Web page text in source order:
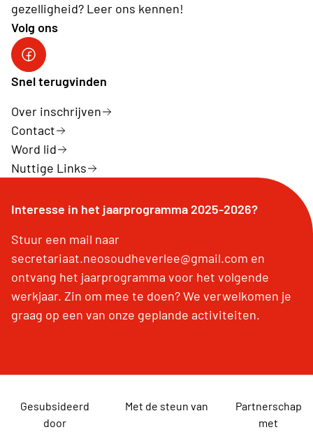
gezelligheid? Leer ons kennen!
Volg ons
Facebook
Snel terugvinden
Over inschrijven
Contact
Word lid
Nuttige Links
Interesse in het jaarprogramma 2025-2026?
Stuur een mail naar
secretariaat.neosoudheverlee@gmail.com en
ontvang het jaarprogramma voor het volgende
werkjaar. Zin om mee te doen? We verwelkomen je
graag op een van onze geplande activiteiten.
Gesubsideerd
door
Met de steun van
Partnerschap
met